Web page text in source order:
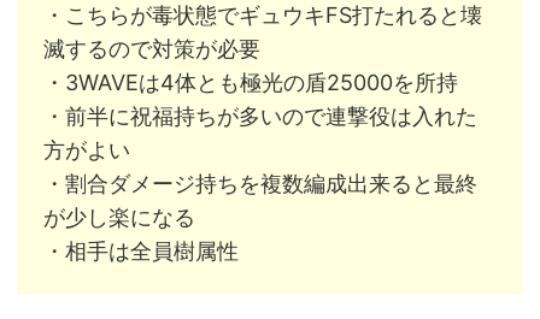
・こちらが毒状態でギュウキFS打たれると壊
滅するので対策が必要
・3WAVEは4体とも極光の盾25000を所持
・前半に祝福持ちが多いので連撃役は入れた
方がよい
・割合ダメージ持ちを複数編成出来ると最終
が少し楽になる
・相手は全員樹属性